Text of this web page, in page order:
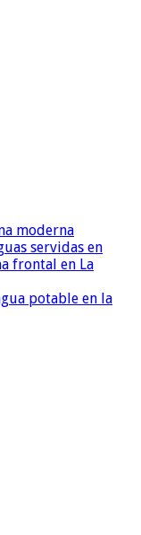
moderna
servidas en
frontal en La
potable en la